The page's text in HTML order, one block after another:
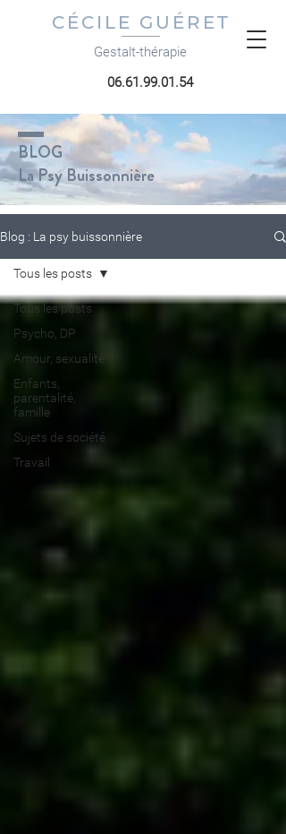
CÉCILE GUÉRET
Gestalt-thérapie
06.61.99.01.54
BLOG
La Psy Buissonnière
Blog : La psy buissonnière
Tous les posts
Psycho, DP
Amour, sexualité
Enfants,
parentalité,
famille
Sujets de société
Travail
Tous les posts